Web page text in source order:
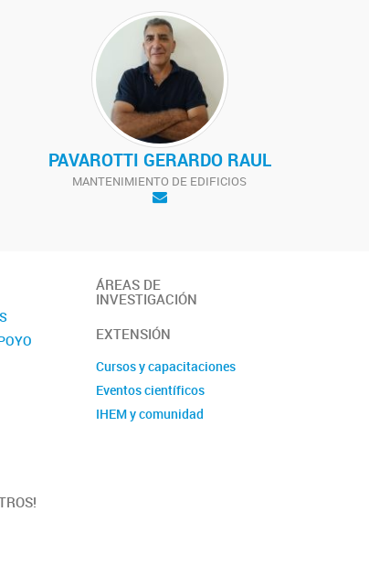
PAVAROTTI GERARDO RAUL
MANTENIMIENTO DE EDIFICIOS
ÁREAS DE
INVESTIGACIÓN
EXTENSIÓN
Cursos y capacitaciones
Eventos científicos
IHEM y comunidad